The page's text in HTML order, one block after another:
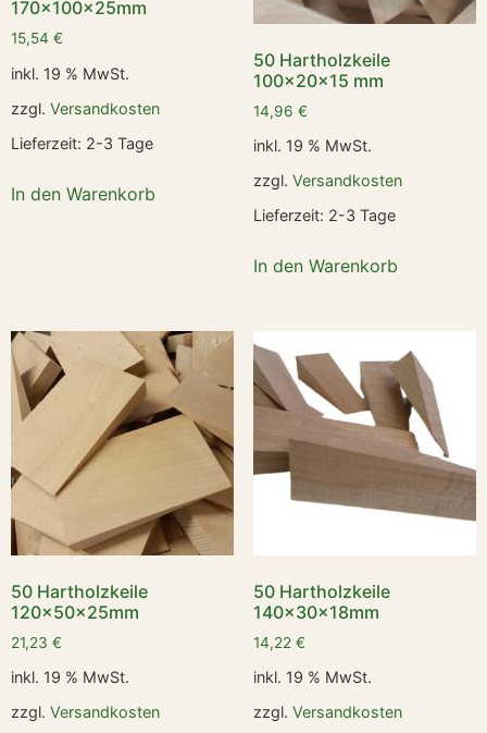
170x100x25mm
15,54 €
inkl. 19 % MwSt.
zzgl. Versandkosten
Lieferzeit: 2-3 Tage
In den Warenkorb
50 Hartholzkeile
100x20x15 mm
14,96 €
inkl. 19 % MwSt.
zzgl. Versandkosten
Lieferzeit: 2-3 Tage
In den Warenkorb
50 Hartholzkeile
120x50x25mm
21,23 €
inkl. 19 % MwSt.
zzgl. Versandkosten
50 Hartholzkeile
140x30x18mm
14,22 €
inkl. 19 % MwSt.
zzgl. Versandkosten